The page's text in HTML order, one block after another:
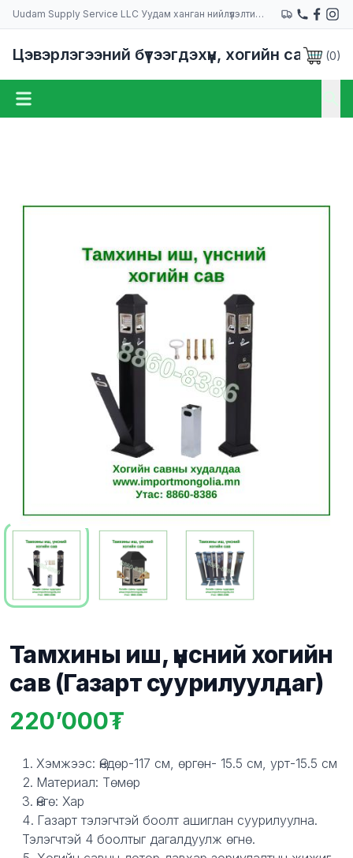
Uudam Supply Service LLC Уудам ханган нийлүүлэлтийн компани
Цэвэрлэгээний бүтээгдэхүүн, хогийн сав (0)
Тамхины иш, үнсний хогийн
сав (Газарт суурилуулдаг)
Product information
220’000
Description
Хэмжээс: Өндөр-117 см, өргөн- 15.5 см, урт-15.5 см
Материал: Төмөр
Өнгө: Хар
Газарт тэлэгчтэй боолт ашиглан суурилуулна.
Тэлэгчтэй 4 боолтыг дагалдуулж өгнө.